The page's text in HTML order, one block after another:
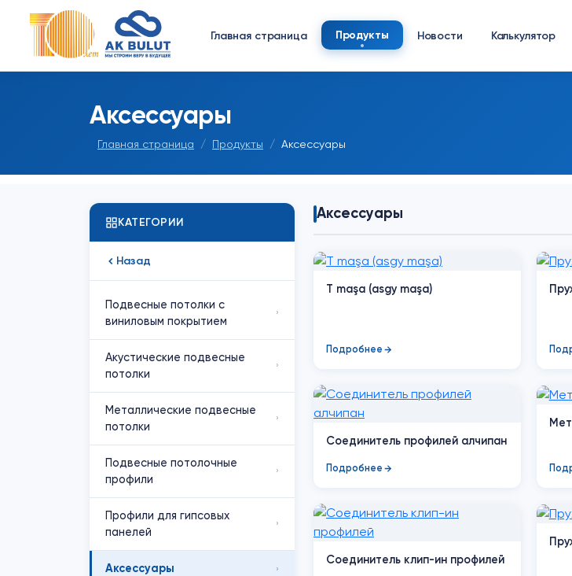
Главная страница Продукты Новости Калькулятор
Аксессуары
Главная страница Продукты Аксессуары
КАТЕГОРИИ
Назад
Подвесные потолки с
виниловым покрытием
›
Акустические подвесные
потолки
›
Металлические подвесные
потолки
›
Подвесные потолочные
профили
›
Профили для гипсовых
панелей
›
Аксессуары ›
Аксессуары
T maşa (asgy maşa)
Подробнее
Соединитель профилей алчипан
Подробнее
Соединитель клип-ин профилей